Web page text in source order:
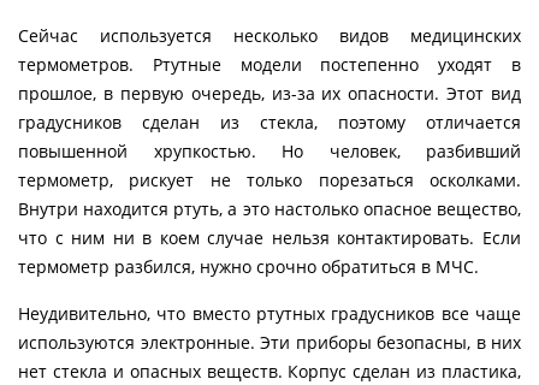
Сейчас используется несколько видов медицинских
термометров. Ртутные модели постепенно уходят в
прошлое, в первую очередь, из-за их опасности. Этот вид
градусников сделан из стекла, поэтому отличается
повышенной хрупкостью. Но человек, разбивший
термометр, рискует не только порезаться осколками.
Внутри находится ртуть, а это настолько опасное вещество,
что с ним ни в коем случае нельзя контактировать. Если
термометр разбился, нужно срочно обратиться в МЧС.
Неудивительно, что вместо ртутных градусников все чаще
используются электронные. Эти приборы безопасны, в них
нет стекла и опасных веществ. Корпус сделан из пластика,